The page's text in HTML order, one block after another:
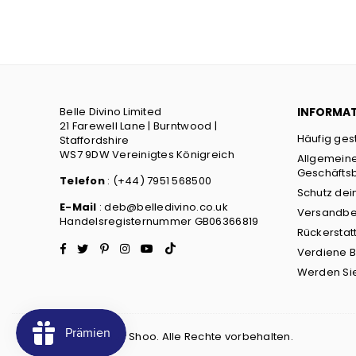
Belle Divino Limited
21 Farewell Lane | Burntwood |
Staffordshire
WS7 9DW Vereinigtes Königreich
Telefon: (+44) 7951 568500
E-Mail : deb@belledivino.co.uk
Handelsregisternummer GB06366819
Facebook
TwitterPinterestInstagramYouTube
Häufig
Schutz
Verdiene
Werden
© 2022 Ruby Shoo. Alle Rechte vorbehalten.